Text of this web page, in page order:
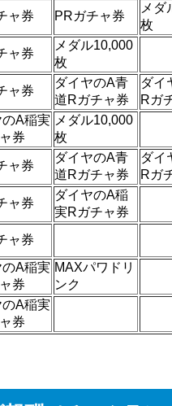
ャ券 PRガチャ券
メダ
枚
ャ券
メダル10,000
枚
ャ券
ダイヤのA青
道Rガチャ券
ダイ
Rガ
のA稲実
券
メダル10,000
枚
ャ券
ダイヤのA青
道Rガチャ券
ダイ
Rガ
ャ券
ダイヤのA稲
実Rガチャ券
ャ券
のA稲実
券
MAXパワドリ
ンク
のA稲実
券